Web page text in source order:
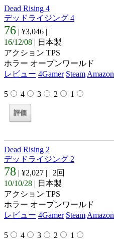
Dead Rising 4
デッドライジング 4
76 | ¥3,046 | |
16/12/08 | 日本製
アクション TPS
ホラー オープンワールド
レビュー 4Gamer Steam Amazon
5 4 3 2 1
Dead Rising 2
デッドライジング 2
78 | ¥2,027 | | 2回
10/10/28 | 日本製
アクション TPS
ホラー オープンワールド
レビュー 4Gamer Steam Amazon
5 4 3 2 1